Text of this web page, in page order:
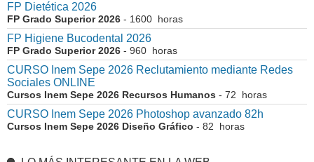
FP Dietética 2026
FP Grado Superior 2026 - 1600 horas
FP Higiene Bucodental 2026
FP Grado Superior 2026 - 960 horas
CURSO Inem Sepe 2026 Reclutamiento mediante Redes
Sociales ONLINE
Cursos Inem Sepe 2026 Recursos Humanos - 72 horas
CURSO Inem Sepe 2026 Photoshop avanzado 82h
Cursos Inem Sepe 2026 Diseño Gráfico - 82 horas